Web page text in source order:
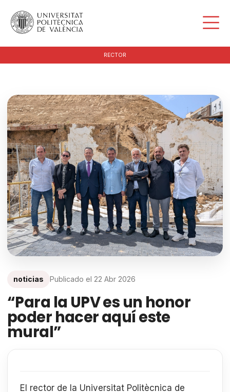
RECTOR
noticias Publicado el 22 Abr 2026
“Para la UPV es un honor
poder hacer aquí este
mural”
El rector de la Universitat Politècnica de